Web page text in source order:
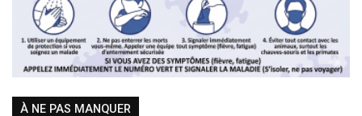
À NE PAS MANQUER